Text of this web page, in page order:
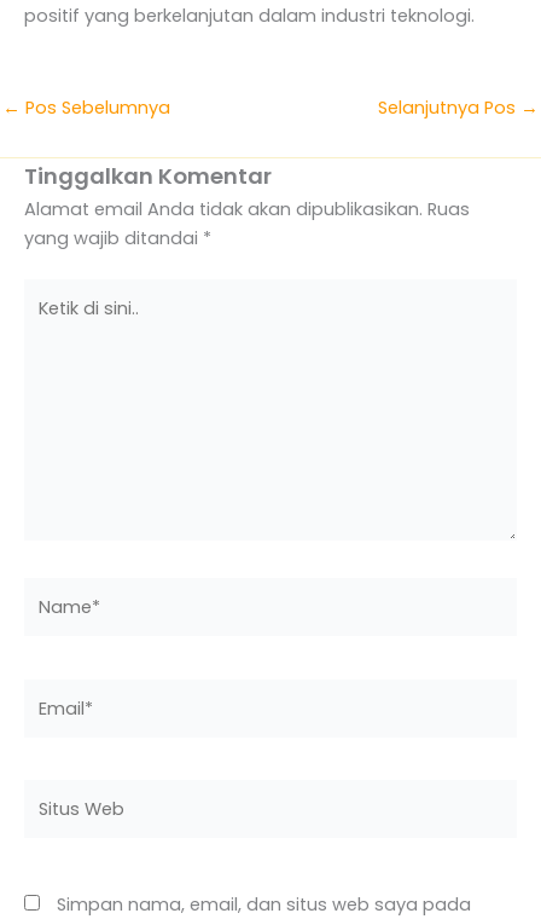
positif yang berkelanjutan dalam industri teknologi.
← Pos Sebelumnya Selanjutnya Pos →
Tinggalkan Komentar
Alamat email Anda tidak akan dipublikasikan. Ruas
yang wajib ditandai *
Web
Simpan nama, email, dan situs web saya pada